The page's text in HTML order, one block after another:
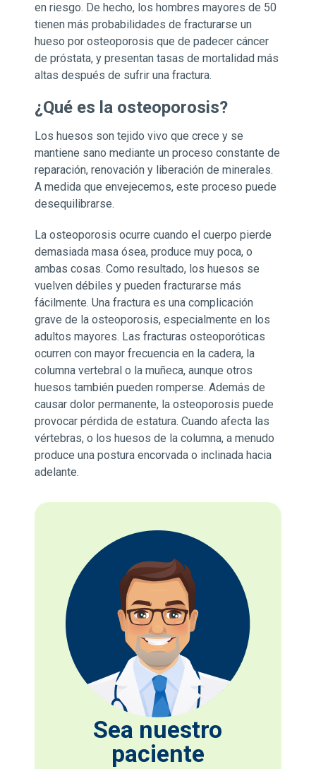
en riesgo. De hecho, los hombres mayores de 50
tienen más probabilidades de fracturarse un
hueso por osteoporosis que de padecer cáncer
de próstata, y presentan tasas de mortalidad más
altas después de sufrir una fractura.
¿Qué es la osteoporosis?
Los huesos son tejido vivo que crece y se
mantiene sano mediante un proceso constante de
reparación, renovación y liberación de minerales.
A medida que envejecemos, este proceso puede
desequilibrarse.
La osteoporosis ocurre cuando el cuerpo pierde
demasiada masa ósea, produce muy poca, o
ambas cosas. Como resultado, los huesos se
vuelven débiles y pueden fracturarse más
fácilmente. Una fractura es una complicación
grave de la osteoporosis, especialmente en los
adultos mayores. Las fracturas osteoporóticas
ocurren con mayor frecuencia en la cadera, la
columna vertebral o la muñeca, aunque otros
huesos también pueden romperse. Además de
causar dolor permanente, la osteoporosis puede
provocar pérdida de estatura. Cuando afecta las
vértebras, o los huesos de la columna, a menudo
produce una postura encorvada o inclinada hacia
adelante.
Sea nuestro
paciente